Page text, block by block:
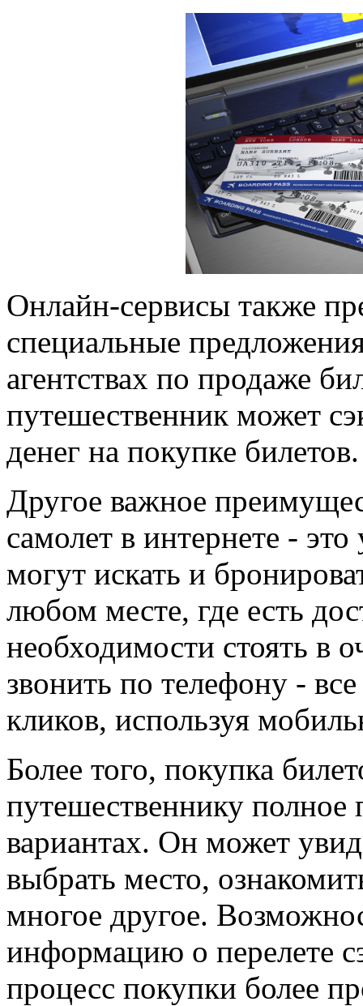
Онлайн-сервисы также
специальные
агентствах по продаже
путешественник может
денег на покупке билетов.
Другое важное
самолет в интернете -
могут искать и
любом месте, где есть
необходимости стоять в
звонить по телефону -
кликов, используя
Более того, покупка
путешественнику полное
вариантах. Он может
выбрать место,
многое другое.
информацию о перелете
процесс покупки более